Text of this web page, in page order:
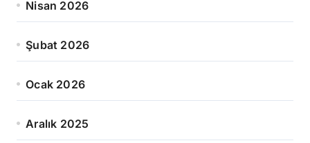
Nisan 2026
Şubat 2026
Ocak 2026
Aralık 2025